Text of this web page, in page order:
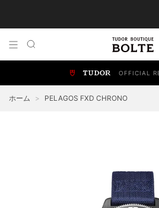
OFFICIAL
NEW WATCHES
ホーム > PELAGOS FXD CHRONO